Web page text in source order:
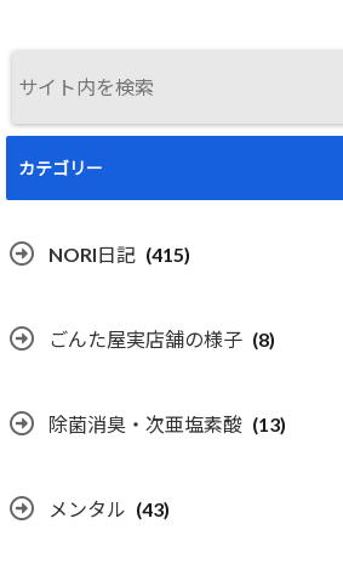
カテゴリー
NORI日記 (415)
ごんた屋実店舗の様子 (8)
除菌消臭・次亜塩素酸 (13)
メンタル (43)